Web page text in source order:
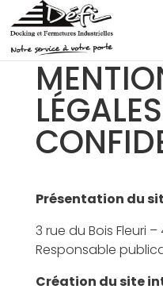
Présentation du
3 rue du Bois Fleuri –
Responsable
Création du site